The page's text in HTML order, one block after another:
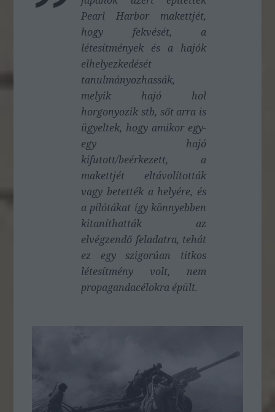
Pearl Harbor makettjét,
hogy fekvését, a
létesítmények és a hajók
elhelyezkedését
tanulmányozhassák,
melyik hajó hol
horgonyozik stb, sőt arra is
ügyeltek, hogy amikor egy-
egy hajó
kifutott/beérkezett, a
makettjét eltávolították
vagy betették a helyére, és
a pilótákat így könnyebben
kitaníthatták az
elvégzendő feladatra, tehát
ez egy szigorúan titkos
létesítmény volt, nem
propagandacélokra épült.